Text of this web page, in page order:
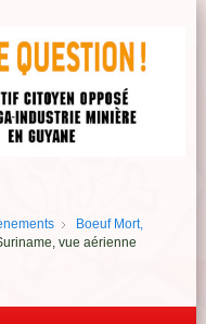
Boeuf Mort,
vue aérienne